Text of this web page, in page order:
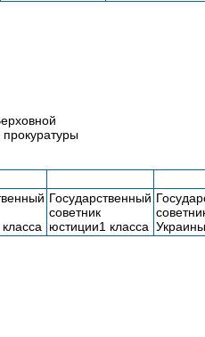
Государственный
советник
юстиции1 класса Украины